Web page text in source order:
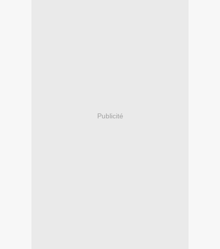
Publicité